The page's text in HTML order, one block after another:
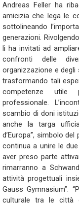
Andreas Feller ha
amicizia che lega le
sottolineando
generazioni.
li ha invitati ad
confronti delle
organizzazione e
trasformando tali
competenze
professionale.
scambio di doni
anche la targa
d’Europa”, simbolo
continua a unire le
aver preso parte
rimarranno a
attività progettuali
Gauss Gymnasium”.
culturale tra le città